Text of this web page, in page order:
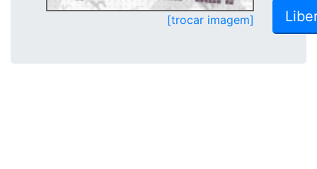
[trocar imagem]